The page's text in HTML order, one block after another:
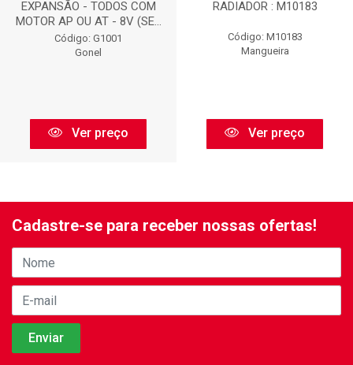
EXPANSÃO - TODOS COM
MOTOR AP OU AT - 8V (SE...
Código: G1001
Gonel
Ver preço
RADIADOR : M10183
Código: M10183
Mangueira
Ver preço
Cadastre-se para receber nossas ofertas!